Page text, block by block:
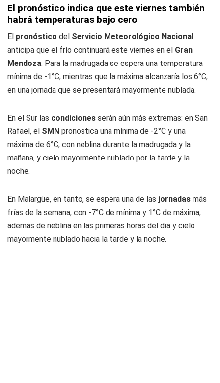
El pronóstico indica que este viernes también
habrá temperaturas bajo cero
El pronóstico del Servicio Meteorológico Nacional
anticipa que el frío continuará este viernes en el Gran
Mendoza. Para la madrugada se espera una temperatura
mínima de -1°C, mientras que la máxima alcanzaría los 6°C,
en una jornada que se presentará mayormente nublada.
En el Sur las condiciones serán aún más extremas: en San
Rafael, el SMN pronostica una mínima de -2°C y una
máxima de 6°C, con neblina durante la madrugada y la
mañana, y cielo mayormente nublado por la tarde y la
noche.
En Malargüe, en tanto, se espera una de las jornadas más
frías de la semana, con -7°C de mínima y 1°C de máxima,
además de neblina en las primeras horas del día y cielo
mayormente nublado hacia la tarde y la noche.